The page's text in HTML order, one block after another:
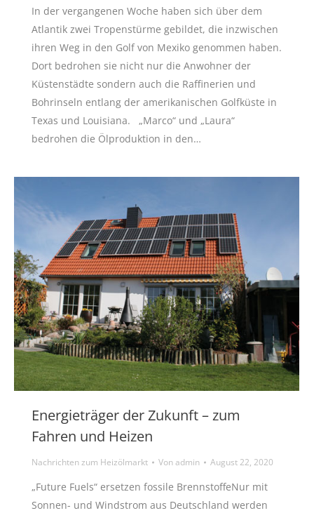
In der vergangenen Woche haben sich über dem
Atlantik zwei Tropenstürme gebildet, die inzwischen
ihren Weg in den Golf von Mexiko genommen haben.
Dort bedrohen sie nicht nur die Anwohner der
Küstenstädte sondern auch die Raffinerien und
Bohrinseln entlang der amerikanischen Golfküste in
Texas und Louisiana. „Marco“ und „Laura“
bedrohen die Ölproduktion in den…
Energieträger der Zukunft – zum
Fahren und Heizen
Nachrichten zum Heizölmarkt Vonadmin August 22, 2020
„Future Fuels“ ersetzen fossile BrennstoffeNur mit
Sonnen- und Windstrom aus Deutschland werden